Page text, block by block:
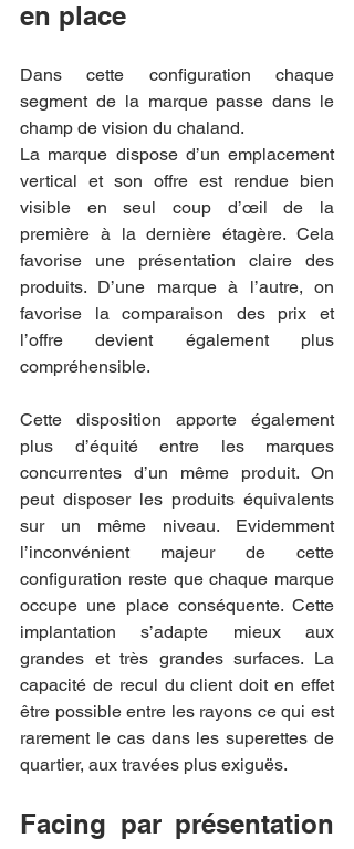
en place
Dans cette configuration chaque
segment de la marque passe dans le
champ de vision du chaland.
La marque dispose d’un emplacement
vertical et son offre est rendue bien
visible en seul coup d’œil de la
première à la dernière étagère. Cela
favorise une présentation claire des
produits. D’une marque à l’autre, on
favorise la comparaison des prix et
l’offre devient également plus
compréhensible.
Cette disposition apporte également
plus d’équité entre les marques
concurrentes d’un même produit. On
peut disposer les produits équivalents
sur un même niveau. Evidemment
l’inconvénient majeur de cette
configuration reste que chaque marque
occupe une place conséquente. Cette
implantation s’adapte mieux aux
grandes et très grandes surfaces. La
capacité de recul du client doit en effet
être possible entre les rayons ce qui est
rarement le cas dans les superettes de
quartier, aux travées plus exiguës.
Facing par présentation